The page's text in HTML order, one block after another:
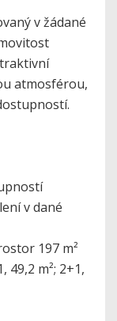
v žádané
atmosférou,
v dané
197 m²
49,2 m²; 2+1,